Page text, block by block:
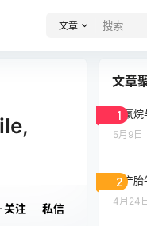
文章
关注 私信
文章
1异氟
5月9日
2
国产
4月24日